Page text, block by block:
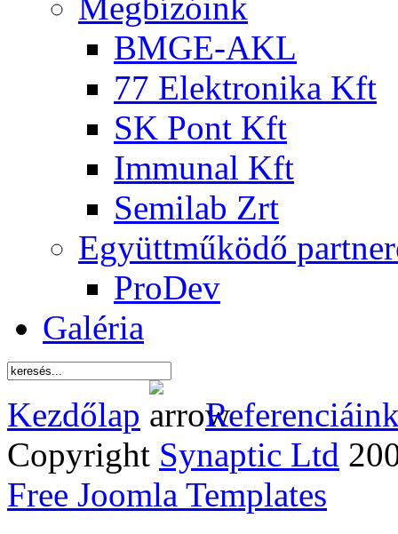
BMGE-AKL
77 Elektronika Kft
SK Pont Kft
Immunal Kft
Semilab Zrt
Együttműködő
ProDev
Galéria
Kezdőlap
Copyright Synaptic Ltd
Free Joomla Templates